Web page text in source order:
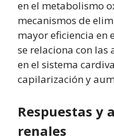
en el metabolismo
mecanismos de
mayor eficiencia en
se relaciona con
en el sistema
capilarización y
Respuestas y
renales